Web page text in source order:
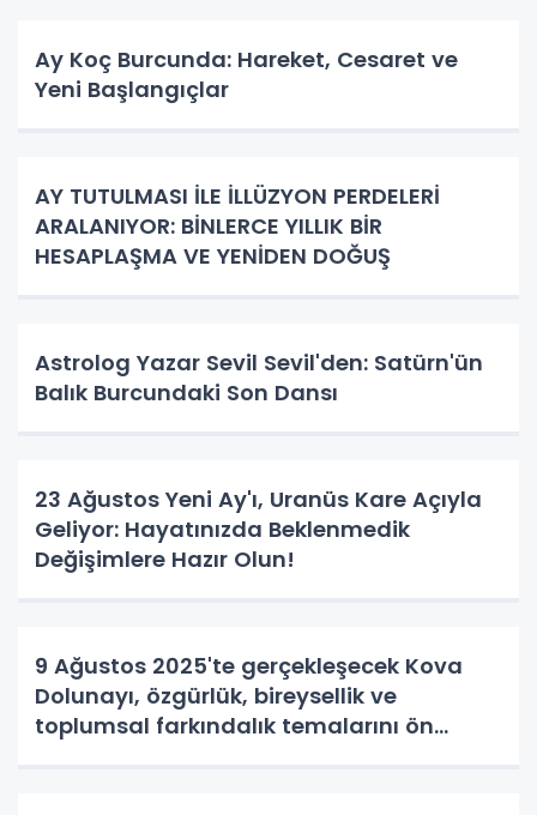
Ay Koç Burcunda: Hareket, Cesaret ve
Yeni Başlangıçlar
AY TUTULMASI İLE İLLÜZYON PERDELERİ
ARALANIYOR: BİNLERCE YILLIK BİR
HESAPLAŞMA VE YENİDEN DOĞUŞ
Astrolog Yazar Sevil Sevil'den: Satürn'ün
Balık Burcundaki Son Dansı
23 Ağustos Yeni Ay'ı, Uranüs Kare Açıyla
Geliyor: Hayatınızda Beklenmedik
Değişimlere Hazır Olun!
9 Ağustos 2025'te gerçekleşecek Kova
Dolunayı, özgürlük, bireysellik ve
toplumsal farkındalık temalarını ön